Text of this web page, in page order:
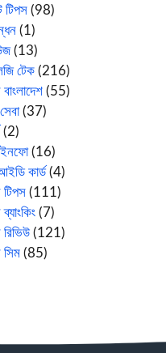
টিপস (98)
(1)
(13)
টেক (216)
(55)
(37)
(2)
ইনফো(16)
কার্ড (4)
টিপস (111)
(7)
(121)
সিম (85)